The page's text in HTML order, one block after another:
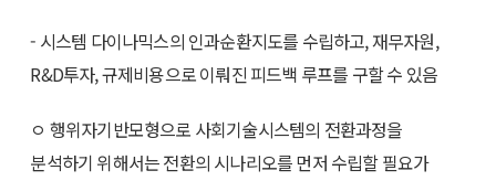
- 시스템 다이나믹스의 인과순환지도를 수립하고, 재무자원,
R&D투자, 규제비용으로 이뤄진 피드백 루프를 구할 수 있음
ㅇ 행위자기반모형으로 사회기술시스템의 전환과정을
분석하기 위해서는 전환의 시나리오를 먼저 수립할 필요가